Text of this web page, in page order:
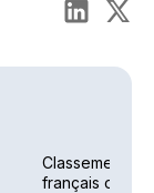
Classement –
français ont le